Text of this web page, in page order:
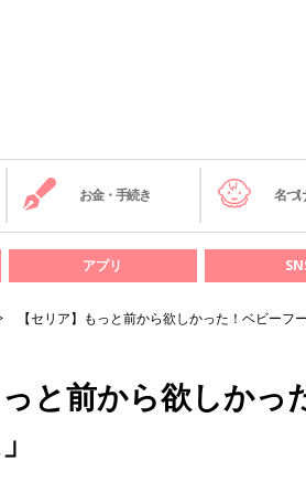
お金・手続き 名づ
アプリ
【セリア】もっと前から欲しかった！ベビーフ
っと前から欲しか